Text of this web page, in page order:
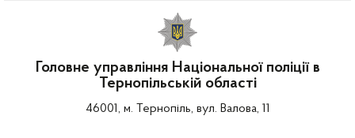
Головне управління Національної поліції в
Тернопільській області
46001, м. Тернопіль, вул. Валова, 11